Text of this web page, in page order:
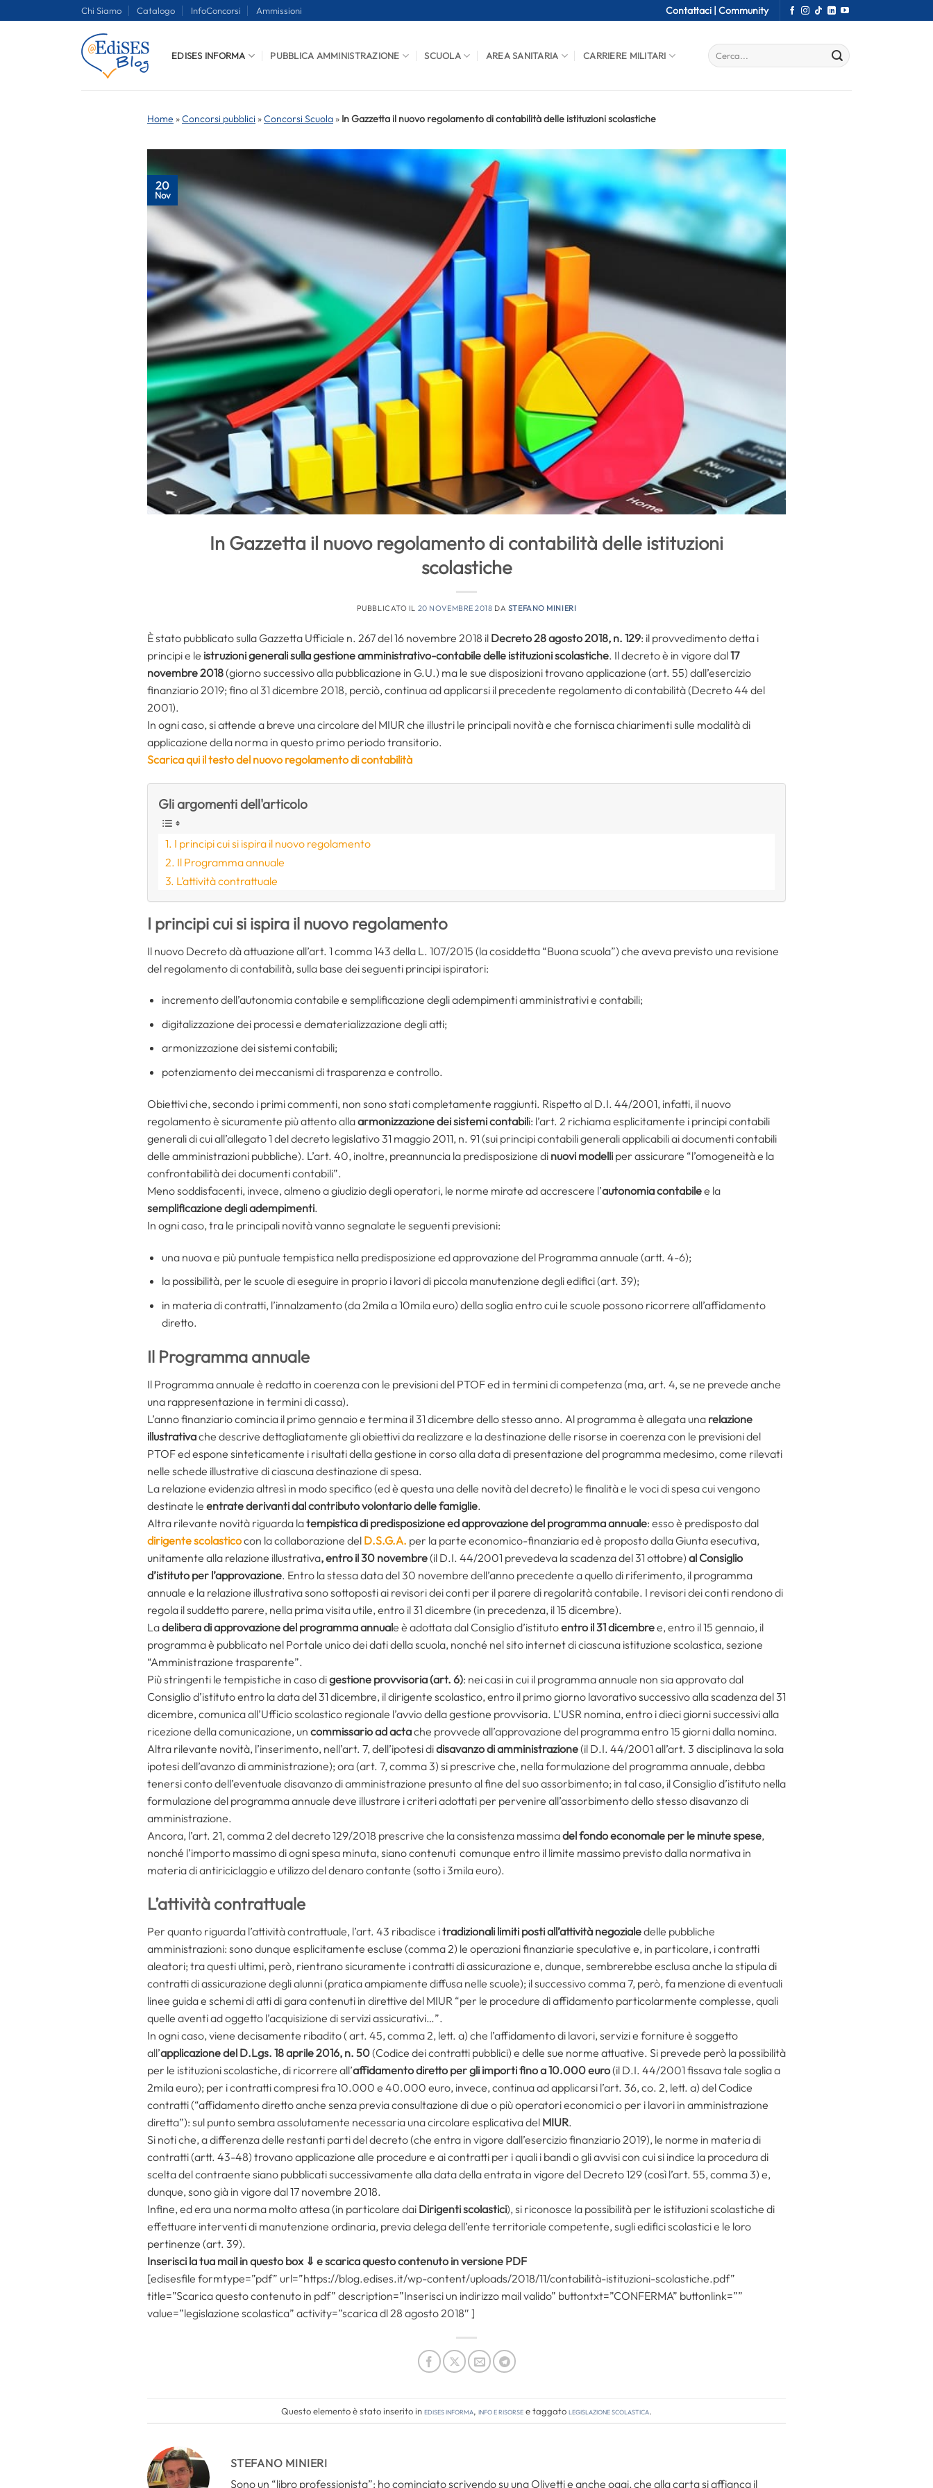
Chi Siamo Catalogo InfoConcorsi Ammissioni Contattaci | Community
EDISES INFORMA PUBBLICA AMMINISTRAZIONE SCUOLA AREA SANITARIA CARRIERE MILITARI
Home »Concorsi pubblici »Concorsi Scuola » In Gazzetta il nuovo regolamento di contabilità delle istituzioni scolastiche
20
Nov
In Gazzetta il nuovo regolamento di contabilità delle istituzioni
scolastiche
PUBBLICATO IL 20 NOVEMBRE 2018 DA STEFANO MINIERI
È stato pubblicato sulla Gazzetta Ufficiale n. 267 del 16 novembre 2018 il Decreto 28 agosto 2018, n. 129: il provvedimento detta i
principi e le istruzioni generali sulla gestione amministrativo-contabile delle istituzioni scolastiche. Il decreto è in vigore dal17
novembre 2018(giorno successivo alla pubblicazione in G.U.) ma le sue disposizioni trovano applicazione (art. 55) dall’esercizio
finanziario 2019; fino al 31 dicembre 2018, perciò, continua ad applicarsi il precedente regolamento di contabilità (Decreto 44 del
2001).
In ogni caso, si attende a breve una circolare del MIUR che illustri le principali novità e che fornisca chiarimenti sulle modalità di
applicazione della norma in questo primo periodo transitorio.
Scarica qui il testo del nuovo regolamento di contabilità
Gli argomenti dell'articolo
I principi cui si ispira il nuovo regolamento
Il Programma annuale
L’attività contrattuale
I principi cui si ispira il nuovo regolamento
Il nuovo Decreto dà attuazione all’art. 1 comma 143 della L. 107/2015 (la cosiddetta “Buona scuola”) che aveva previsto una revisione
del regolamento di contabilità, sulla base dei seguenti principi ispiratori:
incremento dell’autonomia contabile e semplificazione degli adempimenti amministrativi e contabili;
digitalizzazione dei processi e dematerializzazione degli atti;
armonizzazione dei sistemi contabili;
potenziamento dei meccanismi di trasparenza e controllo.
Obiettivi che, secondo i primi commenti, non sono stati completamente raggiunti. Rispetto al D.I. 44/2001, infatti, il nuovo
regolamento è sicuramente più attento allaarmonizzazione dei sistemi contabili: l’art. 2 richiama esplicitamente i principi contabili
generali di cui all’allegato 1 del decreto legislativo 31 maggio 2011, n. 91 (sui principi contabili generali applicabili ai documenti contabili
delle amministrazioni pubbliche). L’art. 40, inoltre, preannuncia la predisposizione di nuovi modelli per assicurare “l’omogeneità e la
confrontabilità dei documenti contabili”.
Meno soddisfacenti, invece, almeno a giudizio degli operatori, le norme mirate ad accrescere l’autonomia contabilee la
semplificazione degli adempimenti.
In ogni caso, tra le principali novità vanno segnalate le seguenti previsioni:
una nuova e più puntuale tempistica nella predisposizione ed approvazione del Programma annuale (artt. 4-6);
la possibilità, per le scuole di eseguire in proprio i lavori di piccola manutenzione degli edifici (art. 39);
in materia di contratti, l’innalzamento (da 2mila a 10mila euro) della soglia entro cui le scuole possono ricorrere all’affidamento
diretto.
Il Programma annuale
Il Programma annuale è redatto in coerenza con le previsioni del PTOF ed in termini di competenza (ma, art. 4, se ne prevede anche
una rappresentazione in termini di cassa).
L’anno finanziario comincia il primo gennaio e termina il 31 dicembre dello stesso anno. Al programma è allegata una relazione
illustrativache descrive dettagliatamente gli obiettivi da realizzare e la destinazione delle risorse in coerenza con le previsioni del
PTOF ed espone sinteticamente i risultati della gestione in corso alla data di presentazione del programma medesimo, come rilevati
nelle schede illustrative di ciascuna destinazione di spesa.
La relazione evidenzia altresì in modo specifico (ed è questa una delle novità del decreto) le finalità e le voci di spesa cui vengono
destinate le entrate derivanti dal contributo volontario delle famiglie.
Altra rilevante novità riguarda latempistica di predisposizione ed approvazione del programma annuale: esso è predisposto dal
dirigente scolasticocon la collaborazione del D.S.G.A. per la parte economico-finanziaria ed è proposto dalla Giunta esecutiva,
unitamente alla relazione illustrativa, entro il 30 novembre(il D.I. 44/2001 prevedeva la scadenza del 31 ottobre) al Consiglio
d’istituto per l’approvazione. Entro la stessa data del 30 novembre dell’anno precedente a quello di riferimento, il programma
annuale e la relazione illustrativa sono sottoposti ai revisori dei conti per il parere di regolarità contabile. I revisori dei conti rendono di
regola il suddetto parere, nella prima visita utile, entro il 31 dicembre (in precedenza, il 15 dicembre).
Ladelibera di approvazione del programma annuale è adottata dal Consiglio d’istitutoentro il 31 dicembree, entro il 15 gennaio, il
programma è pubblicato nel Portale unico dei dati della scuola, nonché nel sito internet di ciascuna istituzione scolastica, sezione
“Amministrazione trasparente”.
Più stringenti le tempistiche in caso digestione provvisoria (art. 6): nei casi in cui il programma annuale non sia approvato dal
Consiglio d’istituto entro la data del 31 dicembre, il dirigente scolastico, entro il primo giorno lavorativo successivo alla scadenza del 31
dicembre, comunica all’Ufficio scolastico regionale l’avvio della gestione provvisoria. L’USR nomina, entro i dieci giorni successivi alla
ricezione della comunicazione, un commissario ad actache provvede all’approvazione del programma entro 15 giorni dalla nomina.
Altra rilevante novità, l’inserimento, nell’art. 7, dell’ipotesi didisavanzo di amministrazione(il D.I. 44/2001 all’art. 3 disciplinava la sola
ipotesi dell’avanzo di amministrazione); ora (art. 7, comma 3) si prescrive che, nella formulazione del programma annuale, debba
tenersi conto dell’eventuale disavanzo di amministrazione presunto al fine del suo assorbimento; in tal caso, il Consiglio d’istituto nella
formulazione del programma annuale deve illustrare i criteri adottati per pervenire all’assorbimento dello stesso disavanzo di
amministrazione.
Ancora, l’art. 21, comma 2 del decreto 129/2018 prescrive che la consistenza massimadel fondo economale per le minute spese,
nonché l’importo massimo di ogni spesa minuta, siano contenuti comunque entro il limite massimo previsto dalla normativa in
materia di antiriciclaggio e utilizzo del denaro contante (sotto i 3mila euro).
L’attività contrattuale
Per quanto riguarda l’attività contrattuale, l’art. 43 ribadisce itradizionali limiti posti all’attività negozialedelle pubbliche
amministrazioni: sono dunque esplicitamente escluse (comma 2) le operazioni finanziarie speculative e, in particolare, i contratti
aleatori; tra questi ultimi, però, rientrano sicuramente i contratti di assicurazione e, dunque, sembrerebbe esclusa anche la stipula di
contratti di assicurazione degli alunni (pratica ampiamente diffusa nelle scuole); il successivo comma 7, però, fa menzione di eventuali
linee guida e schemi di atti di gara contenuti in direttive del MIUR “per le procedure di affidamento particolarmente complesse, quali
quelle aventi ad oggetto l’acquisizione di servizi assicurativi…”.
In ogni caso, viene decisamente ribadito ( art. 45, comma 2, lett. a) che l’affidamento di lavori, servizi e forniture è soggetto
all’applicazione del D.Lgs. 18 aprile 2016, n. 50(Codice dei contratti pubblici) e delle sue norme attuative. Si prevede però la possibilità
per le istituzioni scolastiche, di ricorrere all’affidamento diretto per gli importi fino a 10.000 euro(il D.I. 44/2001 fissava tale soglia a
2mila euro); per i contratti compresi fra 10.000 e 40.000 euro, invece, continua ad applicarsi l’art. 36, co. 2, lett. a) del Codice
contratti (“affidamento diretto anche senza previa consultazione di due o più operatori economici o per i lavori in amministrazione
diretta”): sul punto sembra assolutamente necessaria una circolare esplicativa del MIUR.
Si noti che, a differenza delle restanti parti del decreto (che entra in vigore dall’esercizio finanziario 2019), le norme in materia di
contratti (artt. 43-48) trovano applicazione alle procedure e ai contratti per i quali i bandi o gli avvisi con cui si indice la procedura di
scelta del contraente siano pubblicati successivamente alla data della entrata in vigore del Decreto 129 (così l’art. 55, comma 3) e,
dunque, sono già in vigore dal 17 novembre 2018.
Infine, ed era una norma molto attesa (in particolare dai Dirigenti scolastici), si riconosce la possibilità per le istituzioni scolastiche di
effettuare interventi di manutenzione ordinaria, previa delega dell’ente territoriale competente, sugli edifici scolastici e le loro
pertinenze (art. 39).
Inserisci la tua mail in questo box ⇓ e scarica questo contenuto in versione PDF
[edisesfile formtype=”pdf” url=”https://blog.edises.it/wp-content/uploads/2018/11/contabilità-istituzioni-scolastiche.pdf”
title=”Scarica questo contenuto in pdf” description=”Inserisci un indirizzo mail valido” buttontxt=”CONFERMA” buttonlink=””
value=”legislazione scolastica” activity=”scarica dl 28 agosto 2018″ ]
Questo elemento è stato inserito inEdises informa, Info e risorsee taggatolegislazione scolastica.
STEFANO MINIERI
Sono un “libro professionista”: ho cominciato scrivendo su una Olivetti e anche oggi, che alla carta si affianca il